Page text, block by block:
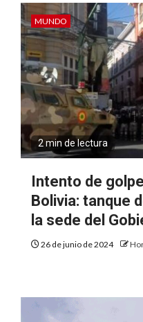
MUNDO
2 min de lectura
Intento de
Bolivia: tanque
la sede del
26 de junio de 2024